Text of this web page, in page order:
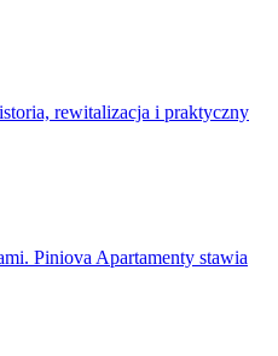
rewitalizacja i praktyczny
Piniova Apartamenty stawia